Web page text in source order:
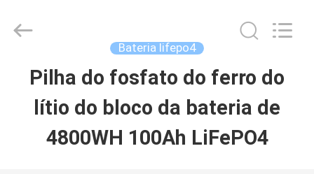
PARA
CASA
TECH
Bateria lifepo4
Pilha do fosfato do ferro do
lítio do bloco da bateria de
4800WH 100Ah LiFePO4